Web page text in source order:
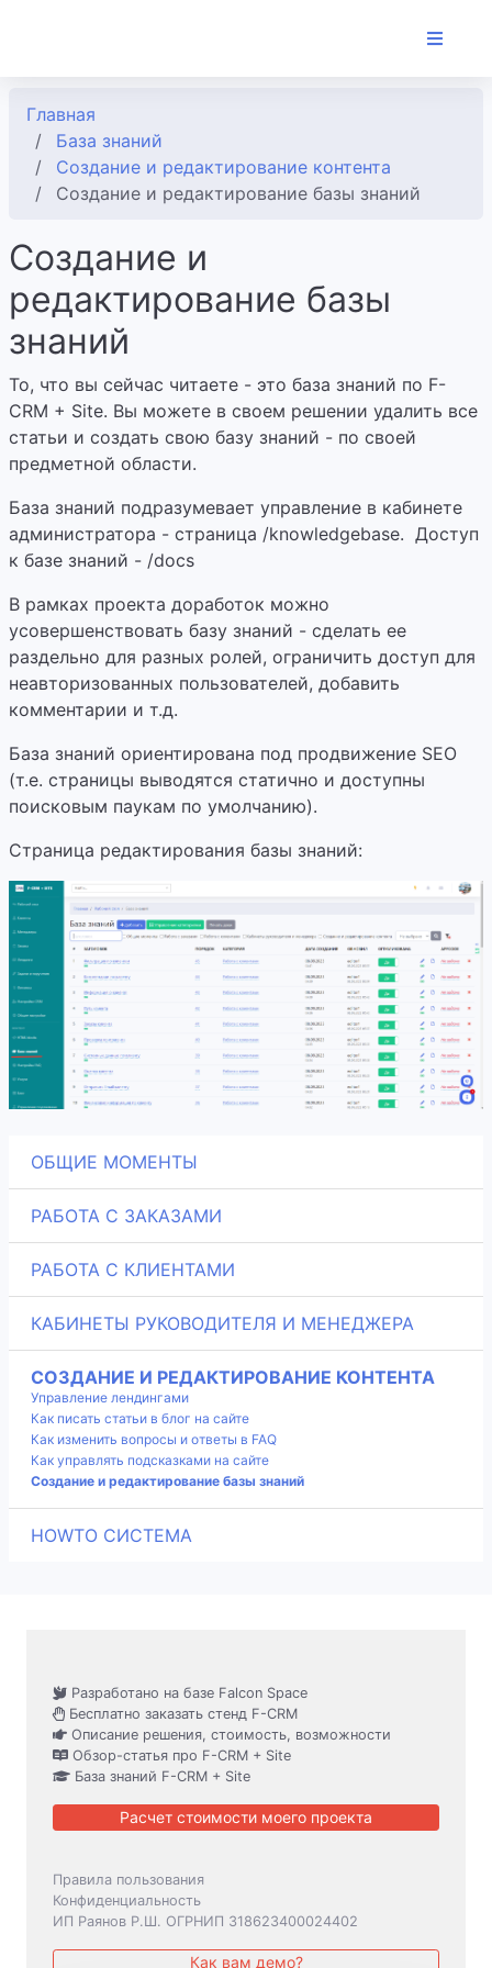
Главная
База знаний
Создание и редактирование контента
Создание и редактирование базы знаний
Создание и
редактирование базы
знаний
То, что вы сейчас читаете - это база знаний по F-
CRM + Site. Вы можете в своем решении удалить все
статьи и создать свою базу знаний - по своей
предметной области.
База знаний подразумевает управление в кабинете
администратора - страница /knowledgebase. Доступ
к базе знаний - /docs
В рамках проекта доработок можно
усовершенствовать базу знаний - сделать ее
раздельно для разных ролей, ограничить доступ для
неавторизованных пользователей, добавить
комментарии и т.д.
База знаний ориентирована под продвижение SEO
(т.е. страницы выводятся статично и доступны
поисковым паукам по умолчанию).
Страница редактирования базы знаний:
ОБЩИЕ МОМЕНТЫ
РАБОТА С ЗАКАЗАМИ
РАБОТА С КЛИЕНТАМИ
КАБИНЕТЫ РУКОВОДИТЕЛЯ И МЕНЕДЖЕРА
СОЗДАНИЕ И РЕДАКТИРОВАНИЕ КОНТЕНТА
Управление лендингами
Как писать статьи в блог на сайте
Как изменить вопросы и ответы в FAQ
Как управлять подсказками на сайте
Создание и редактирование базы знаний
HOWTO СИСТЕМА
Разработано на базе Falcon Space
Бесплатно заказать стенд F-CRM
Описание решения, стоимость, возможности
Обзор-статья про F-CRM + Site
База знаний F-CRM + Site
Расчет стоимости моего проекта
Правила пользования
Конфиденциальность
ИП Раянов Р.Ш. ОГРНИП 318623400024402
Как вам демо?